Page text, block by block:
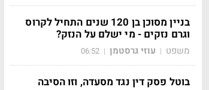
בניין מסוכן בן 120 שנים התחיל לקרוס
וגרם נזקים - מי ישלם על הנזק?
משפט | עוזי גרסטמן |
06:52
בוטל פסק דין נגד מסעדה, וזו הסיבה